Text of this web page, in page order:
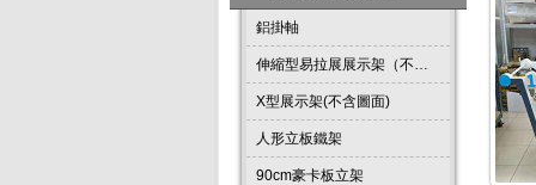
鋁掛軸
伸縮型易拉展展示架（不含圖面）
X型展示架(不含圖面)
人形立板鐵架
90cm豪卡板立架